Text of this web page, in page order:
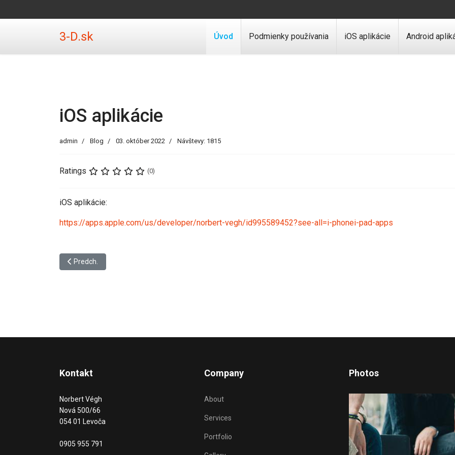
3-D.sk Úvod Podmienky používania iOS aplikácie Android
iOS aplikácie
admin Blog 03. október 2022 Návštevy: 1815
Ratings (0)
iOS aplikácie:
https://apps.apple.com/us/developer/norbert-vegh/id995589452?see-all=i-phonei-pad-apps
Predchádzajúci článok: PWA aplikácie
Predch.
Kontakt
Norbert Végh
Nová 500/66
054 01 Levoča
0905 955 791
Company
About
Services
Portfolio
Photos